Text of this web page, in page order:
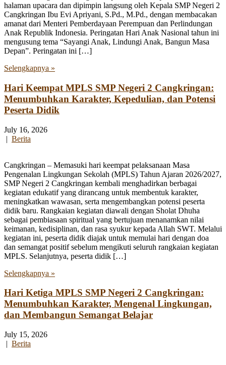
halaman upacara dan dipimpin langsung oleh Kepala SMP Negeri 2
Cangkringan Ibu Evi Apriyani, S.Pd., M.Pd., dengan membacakan
amanat dari Menteri Pemberdayaan Perempuan dan Perlindungan
Anak Republik Indonesia. Peringatan Hari Anak Nasional tahun ini
mengusung tema “Sayangi Anak, Lindungi Anak, Bangun Masa
Depan”. Peringatan ini […]
Selengkapnya »
Hari Keempat MPLS SMP Negeri 2 Cangkringan:
Menumbuhkan Karakter, Kepedulian, dan Potensi
Peserta Didik
July 16, 2026
| Berita
Cangkringan – Memasuki hari keempat pelaksanaan Masa
Pengenalan Lingkungan Sekolah (MPLS) Tahun Ajaran 2026/2027,
SMP Negeri 2 Cangkringan kembali menghadirkan berbagai
kegiatan edukatif yang dirancang untuk membentuk karakter,
meningkatkan wawasan, serta mengembangkan potensi peserta
didik baru. Rangkaian kegiatan diawali dengan Sholat Dhuha
sebagai pembiasaan spiritual yang bertujuan menanamkan nilai
keimanan, kedisiplinan, dan rasa syukur kepada Allah SWT. Melalui
kegiatan ini, peserta didik diajak untuk memulai hari dengan doa
dan semangat positif sebelum mengikuti seluruh rangkaian kegiatan
MPLS. Selanjutnya, peserta didik […]
Selengkapnya »
Hari Ketiga MPLS SMP Negeri 2 Cangkringan:
Menumbuhkan Karakter, Mengenal Lingkungan,
dan Membangun Semangat Belajar
July 15, 2026
| Berita